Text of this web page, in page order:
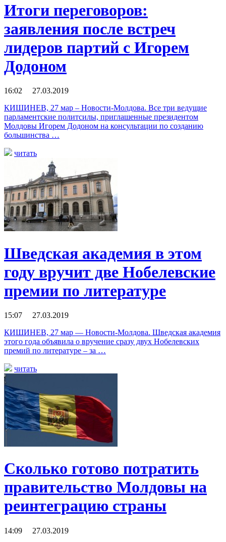
Итоги переговоров:
заявления после встреч
лидеров партий с Игорем
Додоном
16:02 27.03.2019
КИШИНЕВ, 27 мар – Новости-Молдова. Все три ведущие
парламентские политсилы, приглашенные президентом
Молдовы Игорем Додоном на консультации по созданию
большинства …
читать
Шведская академия в этом
году вручит две Нобелевские
премии по литературе
15:07 27.03.2019
КИШИНЕВ, 27 мар — Новости-Молдова. Шведская академия
этого года объявила о вручение сразу двух Нобелевских
премий по литературе – за …
читать
Сколько готово потратить
правительство Молдовы на
реинтеграцию страны
14:09 27.03.2019